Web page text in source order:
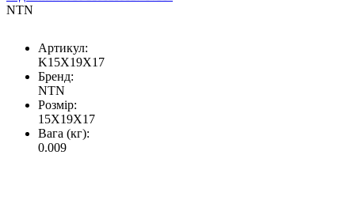
NTN
Артикул:
K15X19X17
Бренд:
NTN
Розмір:
15X19X17
Вага (кг):
0.009